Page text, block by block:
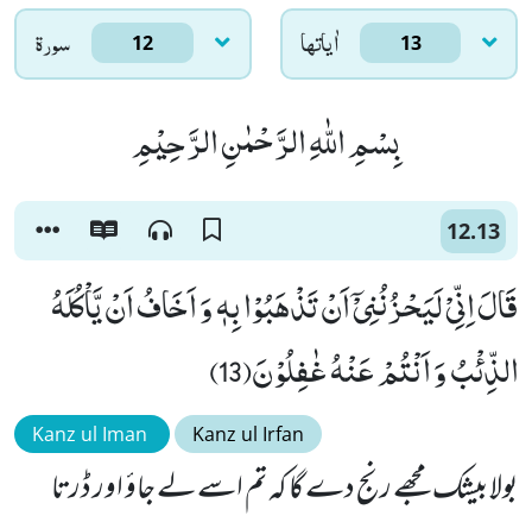
سورۃ 12 اٰياتها 13
بِسْمِ اللّٰهِ الرَّحْمٰنِ الرَّحِیْمِ
12.13
قَالَ اِنِّیْ لَیَحْزُنُنِیْۤ اَنْ تَذْهَبُوْا بِهٖ وَ اَخَافُ اَنْ یَّاْكُلَهُ
الذِّئْبُ وَ اَنْتُمْ عَنْهُ غٰفِلُوْنَ(13)
Kanz ul Iman Kanz ul Irfan
بولا بیشک مجھے رنج دے گا کہ تم اسے لے جاؤ اور ڈرتا